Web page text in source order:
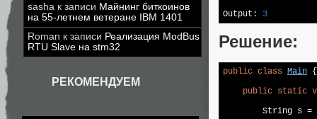
sasha к записи Майнинг биткоинов
на 55-летнем ветеране IBM 1401
Roman к записи Реализация ModBus
RTU Slave на stm32
РЕКОМЕНДУЕМ
Output: 3
Решение:
public class Main {
public static
String s =